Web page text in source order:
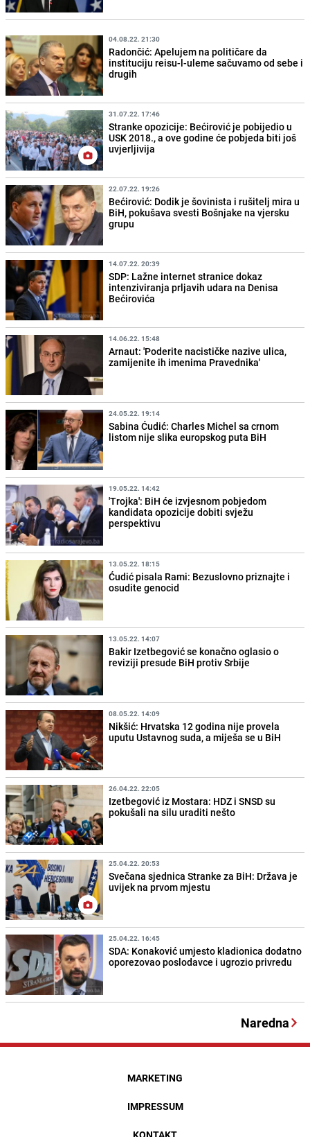
04.08.22. 21:30
Radončić: Apelujem na političare da
instituciju reisu-l-uleme sačuvamo od sebe i
drugih
31.07.22. 17:46
Stranke opozicije: Bećirović je pobijedio u
USK 2018., a ove godine će pobjeda biti još
uvjerljivija
22.07.22. 19:26
Bećirović: Dodik je šovinista i rušitelj mira u
BiH, pokušava svesti Bošnjake na vjersku
grupu
14.07.22. 20:39
SDP: Lažne internet stranice dokaz
intenziviranja prljavih udara na Denisa
Bećirovića
14.06.22. 15:48
Arnaut: 'Poderite nacističke nazive ulica,
zamijenite ih imenima Pravednika'
24.05.22. 19:14
Sabina Ćudić: Charles Michel sa crnom
listom nije slika europskog puta BiH
19.05.22. 14:42
'Trojka': BiH će izvjesnom pobjedom
kandidata opozicije dobiti svježu
perspektivu
13.05.22. 18:15
Ćudić pisala Rami: Bezuslovno priznajte i
osudite genocid
13.05.22. 14:07
Bakir Izetbegović se konačno oglasio o
reviziji presude BiH protiv Srbije
08.05.22. 14:09
Nikšić: Hrvatska 12 godina nije provela
uputu Ustavnog suda, a miješa se u BiH
26.04.22. 22:05
Izetbegović iz Mostara: HDZ i SNSD su
pokušali na silu uraditi nešto
25.04.22. 20:53
Svečana sjednica Stranke za BiH: Država je
uvijek na prvom mjestu
25.04.22. 16:45
SDA: Konaković umjesto kladionica dodatno
oporezovao poslodavce i ugrozio privredu
Naredna
MARKETING
IMPRESSUM